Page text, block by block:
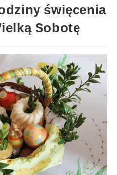
święcenia
Sobotę